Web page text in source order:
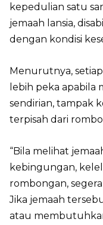
kepedulian satu
jemaah lansia,
dengan kondisi
Menurutnya,
lebih peka apabila
sendirian, tampak
terpisah dari
“Bila melihat
kebingungan,
rombongan,
Jika jemaah
atau